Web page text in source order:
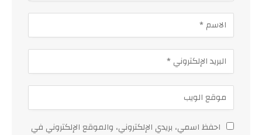
احفظ اسمي، بريدي الإلكتروني، والموقع الإلكتروني في